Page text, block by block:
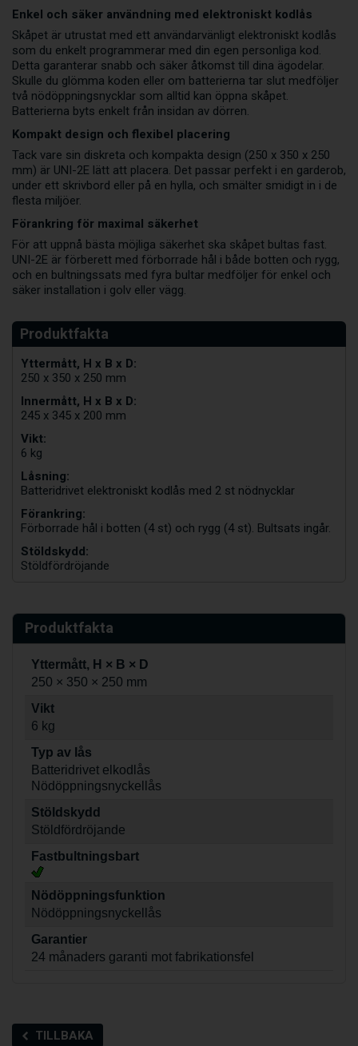
Enkel och säker användning med elektroniskt kodlås
Skåpet är utrustat med ett användarvänligt elektroniskt kodlås
som du enkelt programmerar med din egen personliga kod.
Detta garanterar snabb och säker åtkomst till dina ägodelar.
Skulle du glömma koden eller om batterierna tar slut medföljer
två nödöppningsnycklar som alltid kan öppna skåpet.
Batterierna byts enkelt från insidan av dörren.
Kompakt design och flexibel placering
Tack vare sin diskreta och kompakta design (250 x 350 x 250
mm) är UNI-2E lätt att placera. Det passar perfekt i en garderob,
under ett skrivbord eller på en hylla, och smälter smidigt in i de
flesta miljöer.
Förankring för maximal säkerhet
För att uppnå bästa möjliga säkerhet ska skåpet bultas fast.
UNI-2E är förberett med förborrade hål i både botten och rygg,
och en bultningssats med fyra bultar medföljer för enkel och
säker installation i golv eller vägg.
Yttermått, H x B x D:
250 x 350 x 250 mm
Innermått, H x B x D:
245 x 345 x 200 mm
Vikt:
6 kg
Låsning:
Batteridrivet elektroniskt kodlås med 2 st nödnycklar
Förankring:
Förborrade hål i botten (4 st) och rygg (4 st). Bultsats ingår.
Stöldskydd:
Stöldfördröjande
Produktfakta
Yttermått, H × B × D
250 × 350 × 250 mm
Vikt
6 kg
Typ av lås
Batteridrivet elkodlås
Nödöppningsnyckellås
Stöldskydd
Stöldfördröjande
Fastbultningsbart
Nödöppningsfunktion
Nödöppningsnyckellås
Garantier
24 månaders garanti mot fabrikationsfel
TILLBAKA